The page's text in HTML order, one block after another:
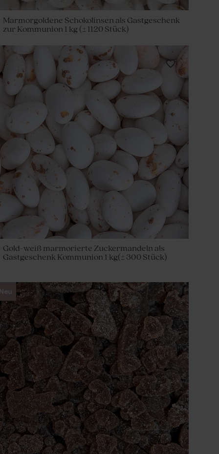
Marmorgoldene Schokolinsen als Gastgeschenk
zur Kommunion 1 kg (± 1120 Stück)
Gold-weiß marmorierte Zuckermandeln als
Gastgeschenk Kommunion 1 kg(± 300 Stück)
Neu